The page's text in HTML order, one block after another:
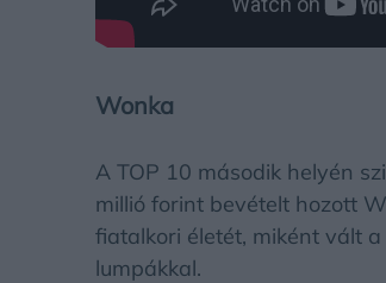
Wonka
A TOP 10 második helyén
millió forint bevételt hozott
fiatalkori életét, miként vált
lumpákkal.